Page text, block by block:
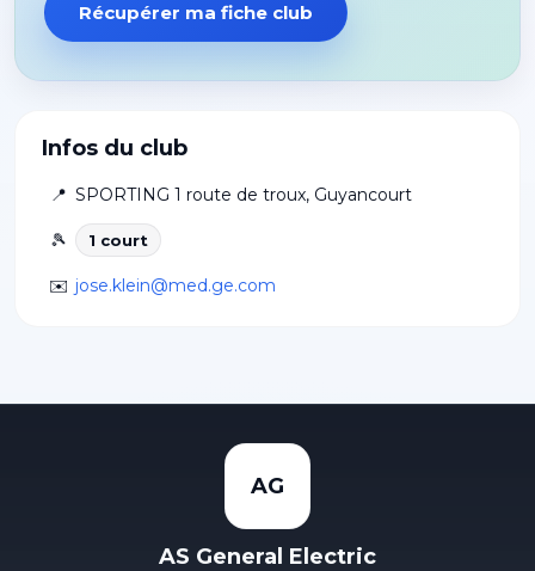
Infos du club
📍 SPORTING 1 route de troux, Guyancourt
🎾 1 court
✉️ jose.klein@med.ge.com
Récupérer ma fiche club
AG
AS General Electric